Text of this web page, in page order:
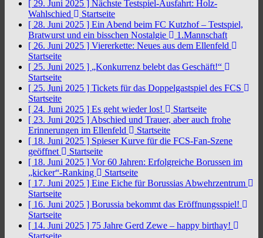
[ 29. Juni 2025 ] Nächste Testspiel-Ausfahrt: Holz-
Wahlschied
Startseite
[ 28. Juni 2025 ] Ein Abend beim FC Kutzhof – Testspiel,
Bratwurst und ein bisschen Nostalgie
1.Mannschaft
[ 26. Juni 2025 ] Viererkette: Neues aus dem Ellenfeld
Startseite
[ 25. Juni 2025 ] „Konkurrenz belebt das Geschäft!“
Startseite
[ 25. Juni 2025 ] Tickets für das Doppelgastspiel des FCS
Startseite
[ 24. Juni 2025 ] Es geht wieder los!
Startseite
[ 23. Juni 2025 ] Abschied und Trauer, aber auch frohe
Erinnerungen im Ellenfeld
Startseite
[ 18. Juni 2025 ] Spieser Kurve für die FCS-Fan-Szene
geöffnet
Startseite
[ 18. Juni 2025 ] Vor 60 Jahren: Erfolgreiche Borussen im
„kicker“-Ranking
Startseite
[ 17. Juni 2025 ] Eine Eiche für Borussias Abwehrzentrum
Startseite
[ 16. Juni 2025 ] Borussia bekommt das Eröffnungsspiel!
Startseite
[ 14. Juni 2025 ] 75 Jahre Gerd Zewe – happy birthay!
Startseite